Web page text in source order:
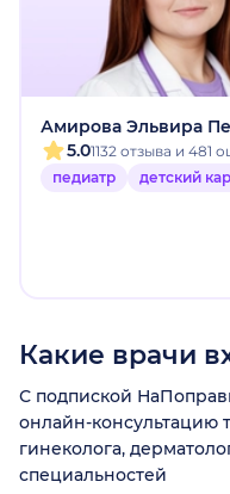
Амирова Эльвира
5.01132 отзыва и 481
педиатр
детский
Какие врачи
С подпиской
онлайн-консультацию
гинеколога,
специальностей